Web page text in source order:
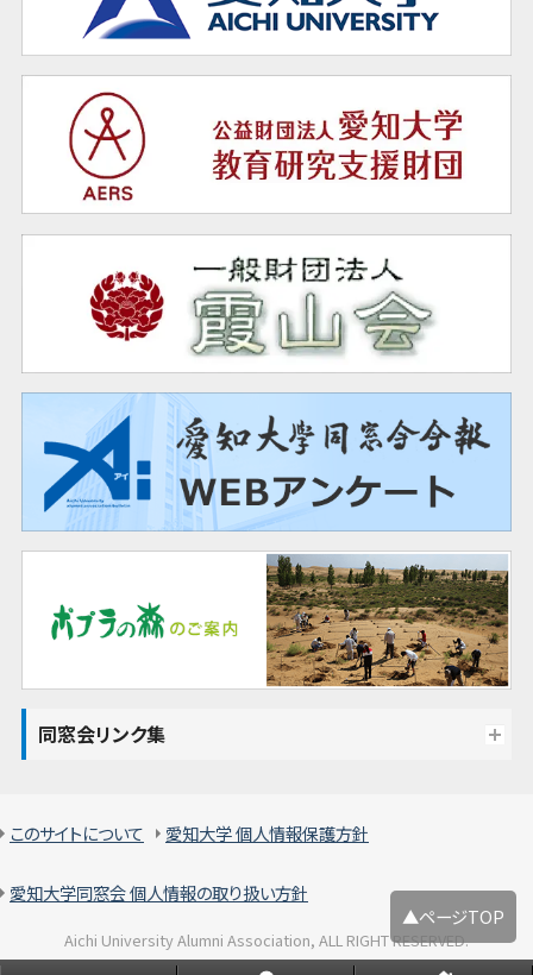
同窓会リンク集
▲ページTOP
このサイトについて 愛知大学 個人情報保護方針
愛知大学同窓会 個人情報の取り扱い方針
Aichi University Alumni Association, ALL RIGHT RESERVED.